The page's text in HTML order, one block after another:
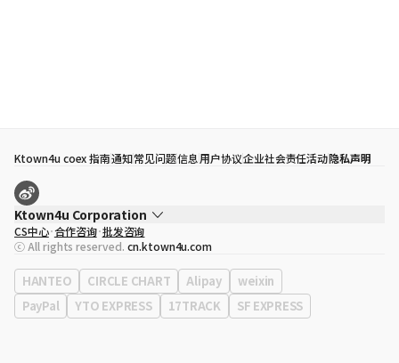
Ktown4u coex 指南通知常见问题信息用户协议企业社会责任活动隐私声明
Ktown4u Corporation
代表
宋効珉
营业执照 120-87-71116
公司地址 首尔特别市 江南区 岭东大路 513号 3楼 （三成洞， coex)
CS中心 合作咨询 批发咨询
ⓒ All rights reserved. cn.ktown4u.com
HANTEO CIRCLE CHART Alipay
weixin
PayPal
YTO EXPRESS 17TRACK SF EXPRESS